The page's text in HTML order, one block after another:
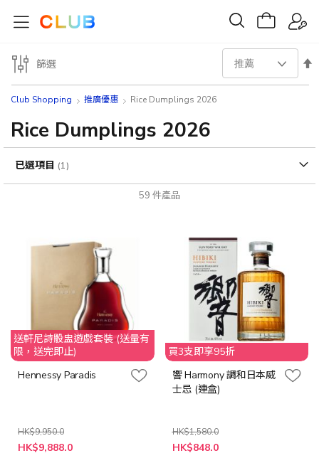
Club Shopping 推廣優惠 Rice Dumplings 2026
Rice Dumplings 2026
59 件產品
設
序
方
送軒尼詩骰盅遊戲套裝 (送量有
限，送完即止)
Hennessy Paradis
HK$9,950.0
特
殊
HK$9,888.0
買3支即享95折
響 Harmony 調和日本威
士忌 (連盒)
HK$1,580.0
特
殊
HK$848.0
篩選
已選項目